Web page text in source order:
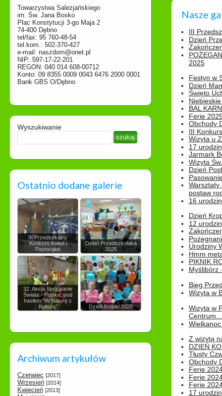
Towarzystwa Salezjańskiego
im. Św. Jana Bosko
Plac Konstytucji 3-go Maja 2
74-400 Dębno
tel/fax: 95 760-48-54
tel.kom.: 502-370-427
e-mail: naszdom@onet.pl
NIP: 597-17-22-201
REGON: 040 014 608-00712
Konto: 09 8355 0009 0043 6476 2000 0001
Bank GBS O/Dębno
Wyszukiwanie
Ostatnio dodane galerie
III Przedszkolny
Konkurs Kolęd i
Pastorałek
Dzień Przedszkolaka
2025
32. Akcja Sprzątanie
Świata - Polska, pod
hasłem "W Naturę z
Kulturą"
Dzień Kropki 2025
Archiwum artykułów
Czerwiec [2017]
Wrzesień [2014]
Kwiecień [2013]
Nasze
III
Dzień
2025
Festyn w
Dzień
Święto
BAL
Ferie
Obchody
III
Wizyta u
17
Jarmark
Wizyta
Dzień
Warsztaty
postaw
16
Dzień
12
Urodziny
Hmm
PIKNIK
Myślibórz
Bieg
Wizyta w
Wizyta w
Centrum...
Z wizytą
DZIEŃ
Tłusty
Obchody
Ferie
Ferie
Ferie
17